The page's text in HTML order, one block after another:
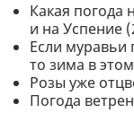
Какая погода
и на Успение
Если муравьи
то зима в
Розы уже
Погода